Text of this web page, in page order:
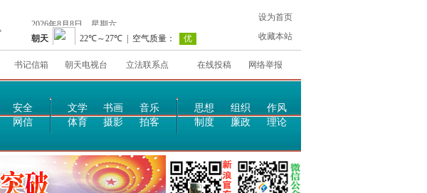
设为首页
收藏本站
书记信箱 朝天电视台 立法联系点 在线投稿 网络举报
安全
网信
文学 书画
音乐
体育
摄影 拍客
思想 组织
作风
制度
廉政 理论